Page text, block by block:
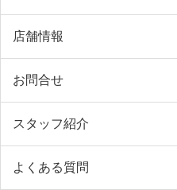
店舗情報
お問合せ
スタッフ紹介
よくある質問